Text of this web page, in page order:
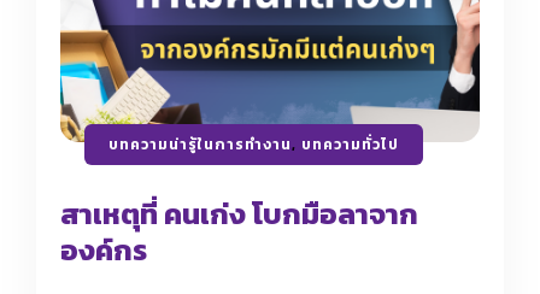
บทความน่ารู้ในการทำงาน, บทความทั่วไป
สาเหตุที่ คนเก่ง โบกมือลาจาก
องค์กร